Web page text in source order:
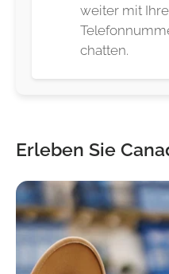
weiter mit
chatten.
Erleben Sie